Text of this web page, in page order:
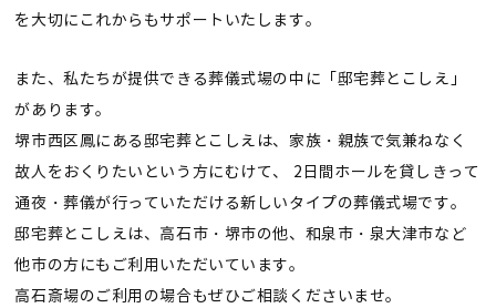
を大切にこれからもサポートいたします。
また、私たちが提供できる葬儀式場の中に「邸宅葬とこしえ」
があります。
堺市西区鳳にある邸宅葬とこしえは、家族・親族で気兼ねなく
故人をおくりたいという方にむけて、
2日間ホールを貸しきって
通夜・葬儀が行っていただける新しいタイプの葬儀式場です。
邸宅葬とこしえは、高石市・堺市の他、和泉市・泉大津市など
他市の方にもご利用いただいています。
高石斎場のご利用の場合もぜひご相談くださいませ。